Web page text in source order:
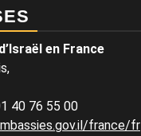
en France
40 76 55 00
france/fr